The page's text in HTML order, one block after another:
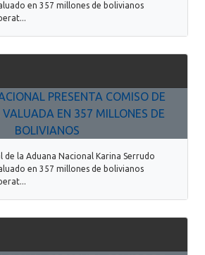
en 357 millones de bolivianos
la Aduana Nacional Karina Serrudo
en 357 millones de bolivianos